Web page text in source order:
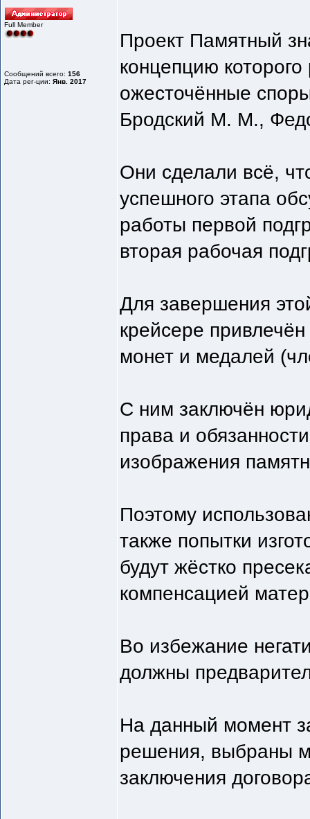
Full Member
Сообщений всего: 156
Дата рег-ции: Янв. 2017
Проект Памятный
концепцию
ожесточённые
Бродский М. М.,
Они сделали всё,
успешного этапа
работы первой
вторая рабочая
Для завершения
крейсере
монет и медалей
С ним заключён
права и
изображения
Поэтому
также попытки
будут жёстко
компенсацией
Во избежание
должны
На данный момент
решения, выбраны
заключения